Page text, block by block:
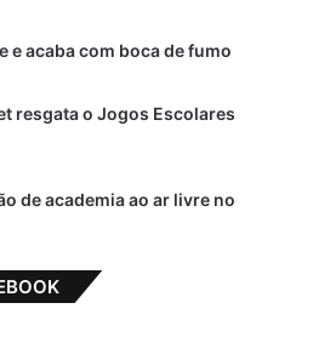
e acaba com boca de fumo
resgata o Jogos Escolares
de academia ao ar livre no